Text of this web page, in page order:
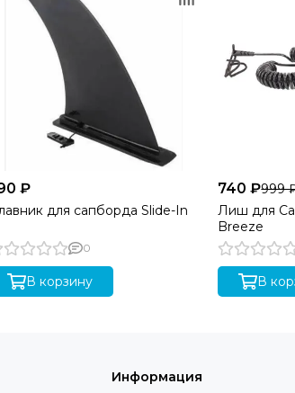
материалов сочетается с
гарантии при регистрации вашего sup
быть платная, так как он
₽
для сапборда Slide-In
0
В корзину
740 ₽999
Лиш для
Breeze
В
Информация